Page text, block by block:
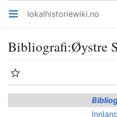
Åpne hovedmenyen lokalhistoriewiki.no
Bibliografi:Øystre
Overvåk